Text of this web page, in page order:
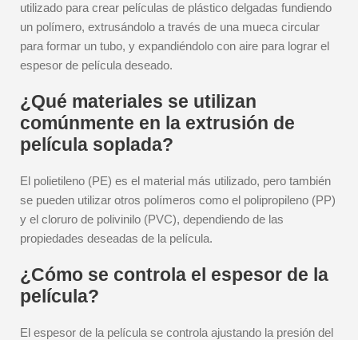
utilizado para crear películas de plástico delgadas fundiendo
un polímero, extrusándolo a través de una mueca circular
para formar un tubo, y expandiéndolo con aire para lograr el
espesor de película deseado.
¿Qué materiales se utilizan
comúnmente en la extrusión de
película soplada?
El polietileno (PE) es el material más utilizado, pero también
se pueden utilizar otros polímeros como el polipropileno (PP)
y el cloruro de polivinilo (PVC), dependiendo de las
propiedades deseadas de la película.
¿Cómo se controla el espesor de la
película?
El espesor de la película se controla ajustando la presión del